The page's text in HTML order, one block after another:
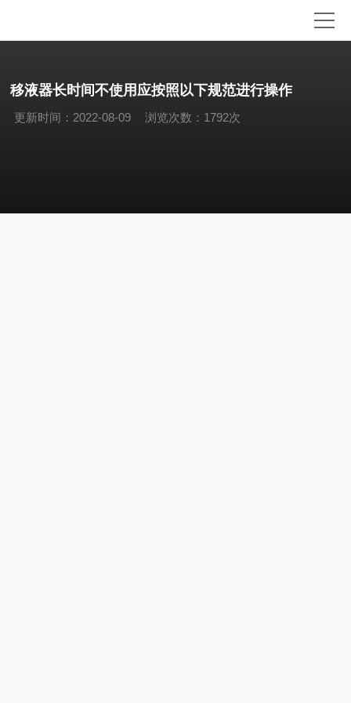
移液器长时间不使用应按照以下规范进行操作
更新时间：2022-08-09 浏览次数：1792次